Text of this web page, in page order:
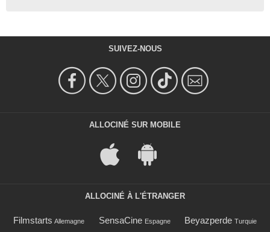
SUIVEZ-NOUS
ALLOCINÉ SUR MOBILE
ALLOCINÉ À L'ÉTRANGER
Filmstarts Allemagne SensaCine Espagne Beyazperde Turquie